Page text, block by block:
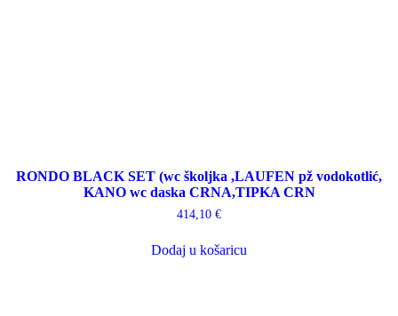
RONDO BLACK SET (wc školjka ,LAUFEN pž vodokotlić,
KANO wc daska CRNA,TIPKA CRN
414,10 €
Dodaj u košaricu